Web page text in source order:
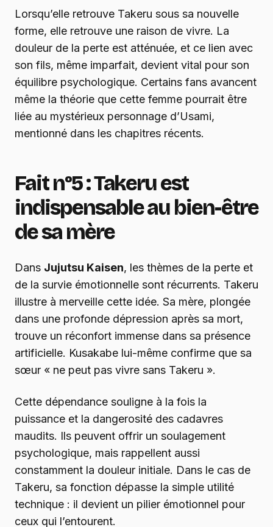
Lorsqu’elle retrouve Takeru sous sa nouvelle
forme, elle retrouve une raison de vivre. La
douleur de la perte est atténuée, et ce lien avec
son fils, même imparfait, devient vital pour son
équilibre psychologique. Certains fans avancent
même la théorie que cette femme pourrait être
liée au mystérieux personnage d’Usami,
mentionné dans les chapitres récents.
Fait n°5 : Takeru est
indispensable au bien-être
de sa mère
Dans Jujutsu Kaisen, les thèmes de la perte et
de la survie émotionnelle sont récurrents. Takeru
illustre à merveille cette idée. Sa mère, plongée
dans une profonde dépression après sa mort,
trouve un réconfort immense dans sa présence
artificielle. Kusakabe lui-même confirme que sa
sœur « ne peut pas vivre sans Takeru ».
Cette dépendance souligne à la fois la
puissance et la dangerosité des cadavres
maudits. Ils peuvent offrir un soulagement
psychologique, mais rappellent aussi
constamment la douleur initiale. Dans le cas de
Takeru, sa fonction dépasse la simple utilité
technique : il devient un pilier émotionnel pour
ceux qui l’entourent.